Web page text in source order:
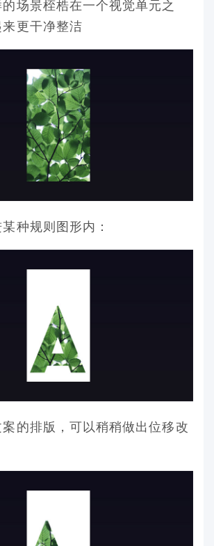
场景桎梏在一个视觉单元之
更干净整洁
种规则图形内：
的排版，可以稍稍做出位移改